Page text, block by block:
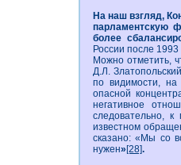
На наш взгляд,
парламентскую
более
России после 1993
Можно отметить,
Д.Л.
по видимости, на
опасной
негативное
следовательно, к
известном
сказано: «Мы со
нужен» [28].